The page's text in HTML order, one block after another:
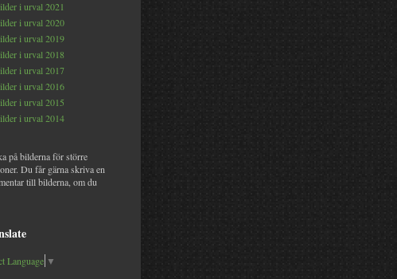
i urval 2021
i urval 2020
i urval 2019
i urval 2018
i urval 2017
i urval 2016
i urval 2015
i urval 2014
på bilderna för större
Du får gärna skriva en
till bilderna, om du
Language ▼